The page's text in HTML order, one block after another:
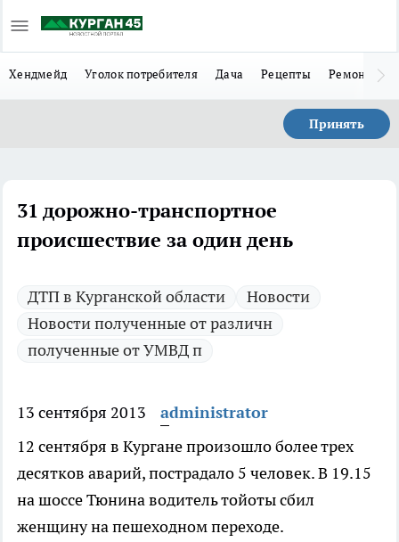
Хендмейд Уголок потребителя Дача Рецепты Ремонт
Принять
31 дорожно-транспортное
происшествие за один день
ДТП в Курганской области
Новости
Новости полученные от различн
полученные от УМВД п
13 сентября 2013
administrator
12 сентября в Кургане произошло более трех
десятков аварий, пострадало 5 человек.В 19.15
на шоссе Тюнина водитель тойоты сбил
женщину на пешеходном переходе.